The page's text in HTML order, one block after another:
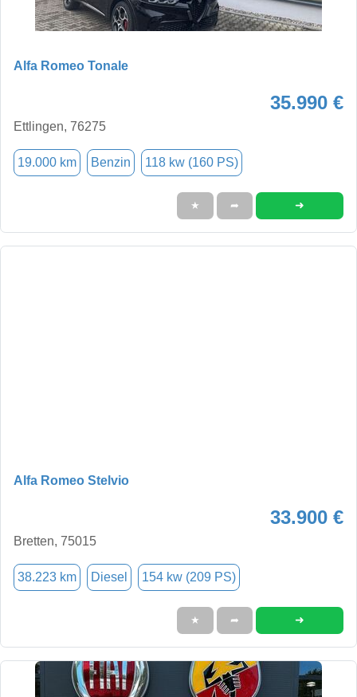
Alfa Romeo Tonale
35.990 €
Ettlingen, 76275
19.000 km Benzin 118 kw (160 PS)
★ ➦ ➜
Alfa Romeo Stelvio
33.900 €
Bretten, 75015
38.223 km Diesel 154 kw (209 PS)
★ ➦ ➜